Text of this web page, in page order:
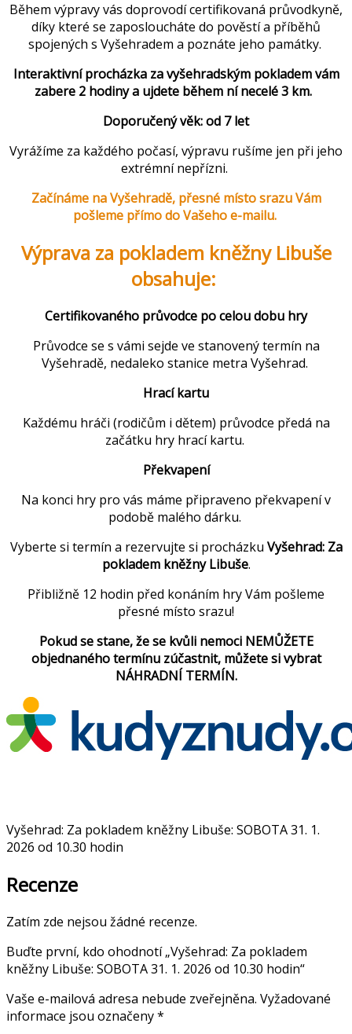
Během výpravy vás doprovodí certifikovaná průvodkyně,
díky které se zaposloucháte do pověstí a příběhů
spojených s Vyšehradem a poznáte jeho památky.
Interaktivní procházka za vyšehradským pokladem vám
zabere 2 hodiny a ujdete během ní necelé 3 km.
Doporučený věk: od 7 let
Vyrážíme za každého počasí, výpravu rušíme jen při jeho
extrémní nepřízni.
Začínáme na Vyšehradě, přesné místo srazu Vám
pošleme přímo do Vašeho e-mailu.
Výprava za pokladem kněžny Libuše
obsahuje:
Certifikovaného průvodce po celou dobu hry
Průvodce se s vámi sejde ve stanovený termín na
Vyšehradě, nedaleko stanice metra Vyšehrad.
Hrací kartu
Každému hráči (rodičům i dětem) průvodce předá na
začátku hry hrací kartu.
Překvapení
Na konci hry pro vás máme připraveno překvapení v
podobě malého dárku.
Vyberte si termín a rezervujte si procházku Vyšehrad: Za
pokladem kněžny Libuše.
Přibližně 12 hodin před konáním hry Vám pošleme
přesné místo srazu!
Pokud se stane, že se kvůli nemoci NEMŮŽETE
objednaného termínu zúčastnit, můžete si vybrat
NÁHRADNÍ TERMÍN.
Vyšehrad: Za pokladem kněžny Libuše: SOBOTA 31. 1.
2026 od 10.30 hodin
Recenze
Zatím zde nejsou žádné recenze.
Buďte první, kdo ohodnotí „Vyšehrad: Za pokladem
kněžny Libuše: SOBOTA 31. 1. 2026 od 10.30 hodin“
Vaše e-mailová adresa nebude zveřejněna. Vyžadované
informace jsou označeny*